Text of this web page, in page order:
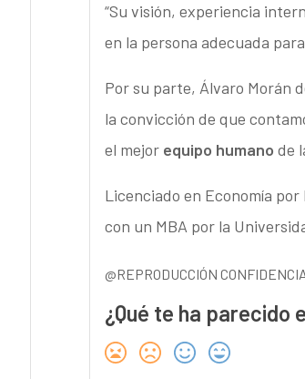
“Su visión, experiencia
en la persona adecuada
Por su parte, Álvaro Morán
la convicción de que
el mejor equipo humano de
Licenciado en Economía
con un MBA por la
@REPRODUCCIÓN
¿Qué te ha parecido